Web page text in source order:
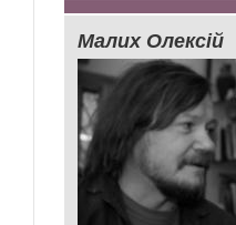
Малих Олексій